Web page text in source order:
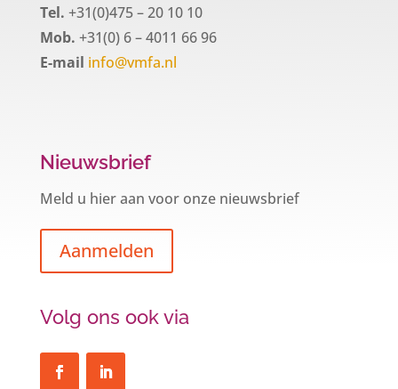
Tel. +31(0)475 – 20 10 10
Mob. +31(0) 6 – 4011 66 96
E-mail info@vmfa.nl
Nieuwsbrief
Meld u hier aan voor onze nieuwsbrief
Aanmelden
Volg ons ook via